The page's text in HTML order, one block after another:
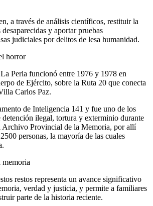
a través de análisis científicos, restituir la
y aportar pruebas
judiciales por delitos de lesa humanidad.
horror
Perla funcionó entre 1976 y 1978 en
de Ejército, sobre la Ruta 20 que conecta
Carlos Paz.
de Inteligencia 141 y fue uno de los
detención ilegal, tortura y exterminio durante
Archivo Provincial de la Memoria, por allí
personas, la mayoría de las cuales
memoria
restos representa un avance significativo
verdad y justicia, y permite a familiares
parte de la historia reciente.